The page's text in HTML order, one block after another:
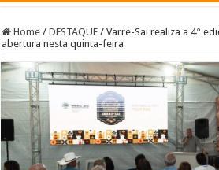
Home / DESTAQUE / Varre-Sai realiza a 4°
abertura nesta quinta-feira